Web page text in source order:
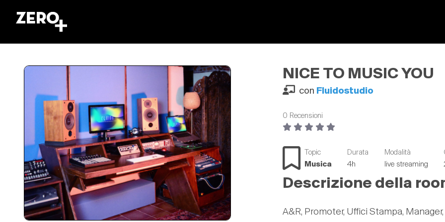
NICE TO MUSIC YOU
con Fluidostudio
0 Recensioni
Topic
Musica
Durata
4h
Modalità
live streaming
Descrizione della
A&R, Promoter, Uffici Stampa,